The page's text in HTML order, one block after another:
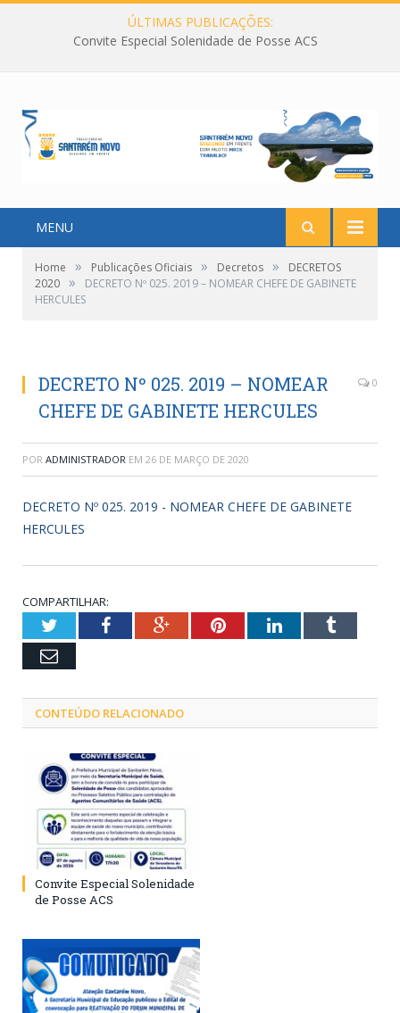
ÚLTIMAS PUBLICAÇÕES:
Convite Especial Solenidade de Posse ACS
MENU
Home » Publicações Oficiais » Decretos »
DECRETOS
2020 »
DECRETO Nº 025. 2019 – NOMEAR CHEFE DE GABINETE
HERCULES
DECRETO Nº 025. 2019 – NOMEAR
CHEFE DE GABINETE HERCULES
0
POR ADMINISTRADOR EM 26 DE MARÇO DE 2020
DECRETO Nº 025. 2019 - NOMEAR CHEFE DE GABINETE
HERCULES
COMPARTILHAR:
TwitterFacebookGoogle+PinterestLinkedInTumblr
Email
CONTEÚDO RELACIONADO
Convite Especial Solenidade
de Posse ACS